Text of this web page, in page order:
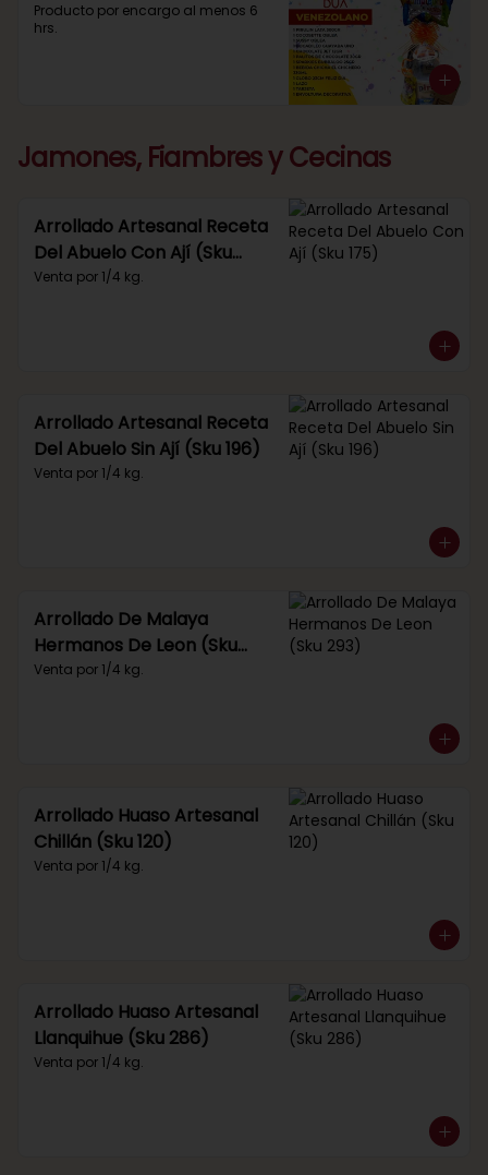
Producto por encargo al menos 6
hrs.
Jamones, Fiambres y Cecinas
Arrollado Artesanal Receta
Del Abuelo Con Ají (Sku
175)
Venta por 1/4 kg.
Arrollado Artesanal Receta
Del Abuelo Sin Ají (Sku 196)
Venta por 1/4 kg.
Arrollado De Malaya
Hermanos De Leon (Sku
293)
Venta por 1/4 kg.
Arrollado Huaso Artesanal
Chillán (Sku 120)
Venta por 1/4 kg.
Arrollado Huaso Artesanal
Llanquihue (Sku 286)
Venta por 1/4 kg.